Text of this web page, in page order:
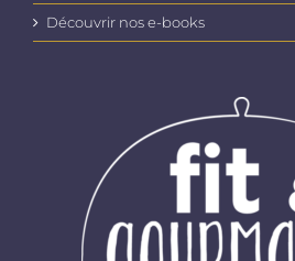
Découvrir nos e-books